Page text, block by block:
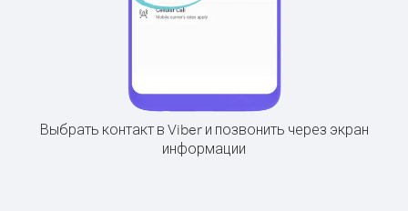
Выбрать контакт в Viber и позвонить через экран
информации